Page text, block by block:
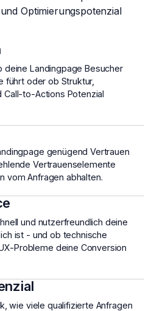
deine Landingpage Besucher
führt oder ob Struktur,
Call-to-Actions Potenzial
genügend Vertrauen
Vertrauenselemente
vom Anfragen abhalten.
und nutzerfreundlich deine
ist - und ob technische
Probleme deine Conversion
wie viele qualifizierte Anfragen